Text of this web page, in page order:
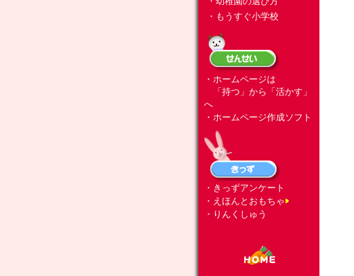
・もうすぐ小学校
・ホームページは
「持つ」から「活かす」
へ
・ホームページ作成ソフト
・きっずアンケート
・えほんとおもちゃ
・りんくしゅう